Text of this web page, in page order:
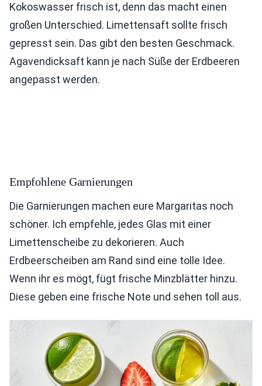
Kokoswasser frisch ist, denn das macht einen
großen Unterschied. Limettensaft sollte frisch
gepresst sein. Das gibt den besten Geschmack.
Agavendicksaft kann je nach Süße der Erdbeeren
angepasst werden.
Empfohlene Garnierungen
Die Garnierungen machen eure Margaritas noch
schöner. Ich empfehle, jedes Glas mit einer
Limettenscheibe zu dekorieren. Auch
Erdbeerscheiben am Rand sind eine tolle Idee.
Wenn ihr es mögt, fügt frische Minzblätter hinzu.
Diese geben eine frische Note und sehen toll aus.